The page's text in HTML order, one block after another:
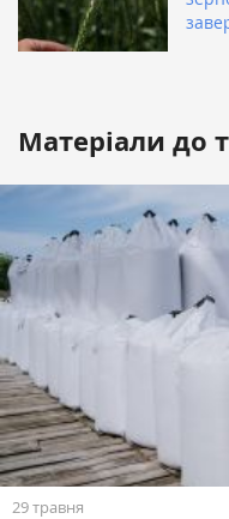
Матеріали до
29 травня